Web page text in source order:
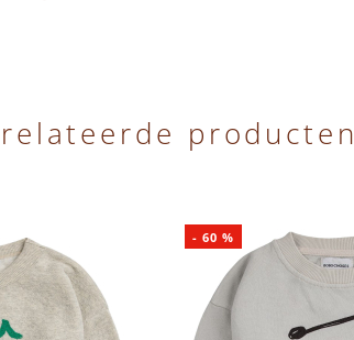
producten
-60 %